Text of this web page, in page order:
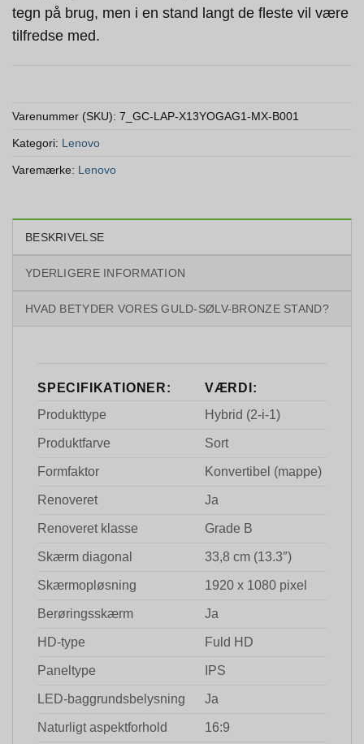
tegn på brug, men i en stand langt de fleste vil være
tilfredse med.
Varenummer (SKU): 7_GC-LAP-X13YOGAG1-MX-B001
Kategori: Lenovo
Varemærke: Lenovo
BESKRIVELSE
YDERLIGERE INFORMATION
HVAD BETYDER VORES GULD-SØLV-BRONZE STAND?
SPECIFIKATIONER:
VÆRDI:
Produkttype
Hybrid (2-i-1)
Produktfarve Sort
Formfaktor Konvertibel (mappe)
Renoveret Ja
Renoveret klasse Grade B
Skærm diagonal 33,8 cm (13.3″)
Skærmopløsning 1920 x 1080 pixel
Berøringsskærm Ja
HD-type Fuld HD
Paneltype IPS
LED-baggrundsbelysning Ja
Naturligt aspektforhold 16:9